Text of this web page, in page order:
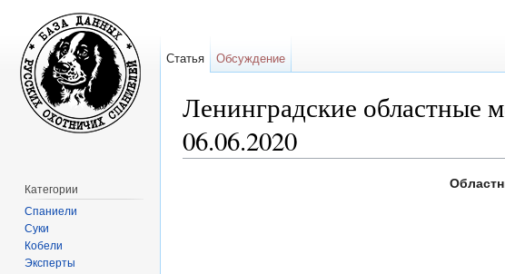
Ленинградские областные
06.06.2020
Статья Обсуждение
Категории
Спаниели
Суки
Кобели
Эксперты